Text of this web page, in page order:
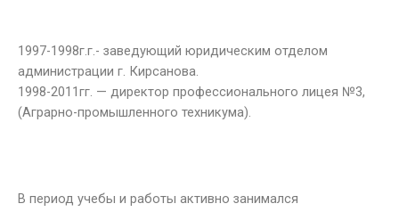
1997-1998г.г.- заведующий юридическим отделом
администрации г. Кирсанова.
1998-2011гг. — директор профессионального лицея №3,
(Аграрно-промышленного техникума).
В период учебы и работы активно занимался